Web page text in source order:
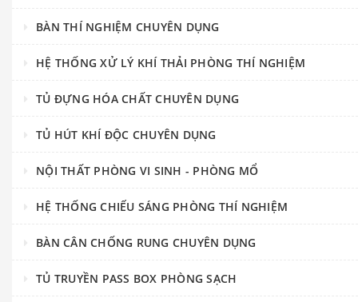
BÀN THÍ NGHIỆM CHUYÊN DỤNG
HỆ THỐNG XỬ LÝ KHÍ THẢI PHÒNG THÍ NGHIỆM
TỦ ĐỰNG HÓA CHẤT CHUYÊN DỤNG
TỦ HÚT KHÍ ĐỘC CHUYÊN DỤNG
NỘI THẤT PHÒNG VI SINH - PHÒNG MỔ
HỆ THỐNG CHIẾU SÁNG PHÒNG THÍ NGHIỆM
BÀN CÂN CHỐNG RUNG CHUYÊN DỤNG
TỦ TRUYỀN PASS BOX PHÒNG SẠCH